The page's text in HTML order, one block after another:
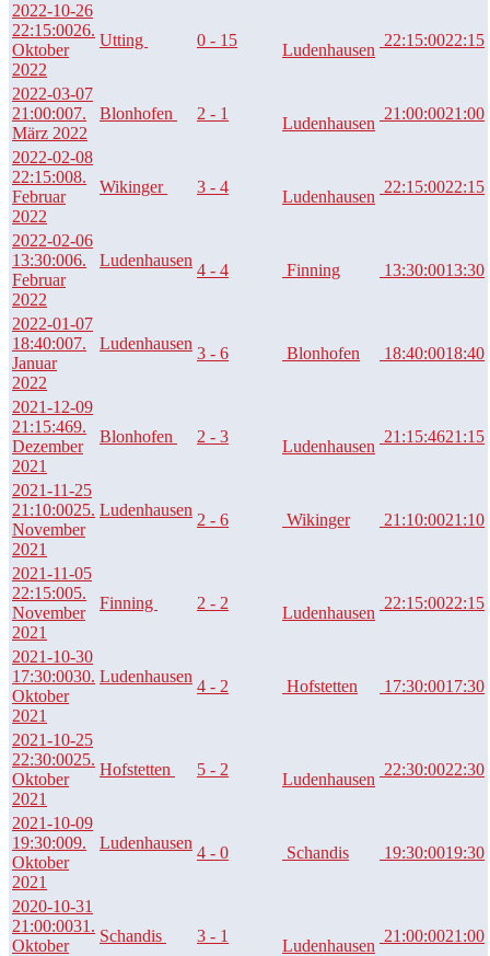
2022-10-26
22:15:0026.
Oktober
2022
Utting 0 - 15
Ludenhausen
22:15:0022:15
2022-03-07
21:00:007.
März 2022
Blonhofen 2 - 1
Ludenhausen
21:00:0021:00
2022-02-08
22:15:008.
Februar
2022
Wikinger 3 - 4
Ludenhausen
22:15:0022:15
2022-02-06
13:30:006.
Februar
2022
Ludenhausen
4 - 4 Finning 13:30:0013:30
2022-01-07
18:40:007.
Januar
2022
Ludenhausen
3 - 6 Blonhofen 18:40:0018:40
2021-12-09
21:15:469.
Dezember
2021
Blonhofen 2 - 3
Ludenhausen
21:15:4621:15
2021-11-25
21:10:0025.
November
2021
Ludenhausen
2 - 6 Wikinger 21:10:0021:10
2021-11-05
22:15:005.
November
2021
Finning 2 - 2
Ludenhausen
22:15:0022:15
2021-10-30
17:30:0030.
Oktober
2021
Ludenhausen
4 - 2 Hofstetten 17:30:0017:30
2021-10-25
22:30:0025.
Oktober
2021
Hofstetten 5 - 2
Ludenhausen
22:30:0022:30
2021-10-09
19:30:009.
Oktober
2021
Ludenhausen
4 - 0 Schandis 19:30:0019:30
2020-10-31
21:00:0031.
Oktober
Schandis 3 - 1
Ludenhausen
21:00:0021:00